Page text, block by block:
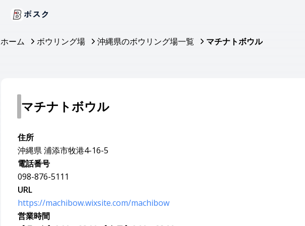
ボスク
ホーム ボウリング場 沖縄県のボウリング場一覧 マチナトボウル
マチナトボウル
住所
沖縄県 浦添市牧港4-16-5
電話番号
098-876-5111
URL
https://machibow.wixsite.com/machibow
営業時間